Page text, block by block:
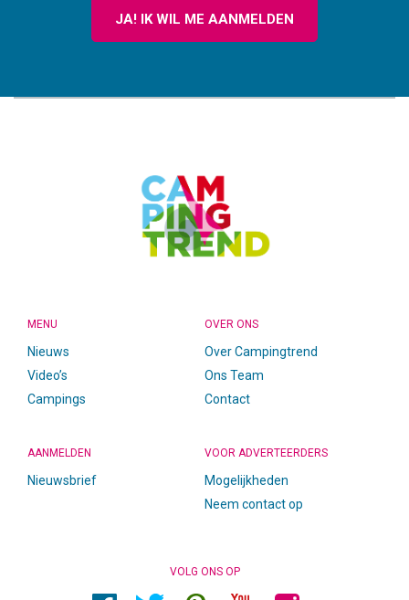
JA! IK WIL ME AANMELDEN
MENU
Nieuws
Video’s
Campings
OVER ONS
Over Campingtrend
Ons Team
Contact
AANMELDEN
Nieuwsbrief
VOOR ADVERTEERDERS
Mogelijkheden
Neem contact op
VOLG ONS OP